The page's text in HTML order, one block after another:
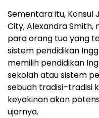
Sementara itu, Konsul
City, Alexandra
para orang tua yang
sistem pendidikan
memilih pendidikan
sekolah atau sistem
sebuah tradisi–tradisi
keyakinan akan
ujarnya.